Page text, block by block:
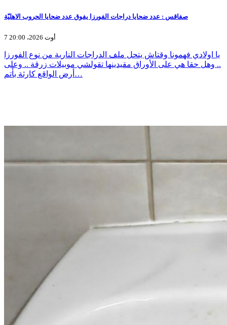
صفاقس : عدد ضحايا دراجات الفورزا يفوق عدد ضحايا الحروب الاهليّة
7 أوت 2026، 20:00
يا اولادي فهمونا وقتاش يتحل ملف الدراجات النارية من نوع الفورزا
.. وهل حقا هي على الأوراق مقيدينها تقولشي موبيلات زرقة .. وعلى
أرض الواقع كارثة بأتم…